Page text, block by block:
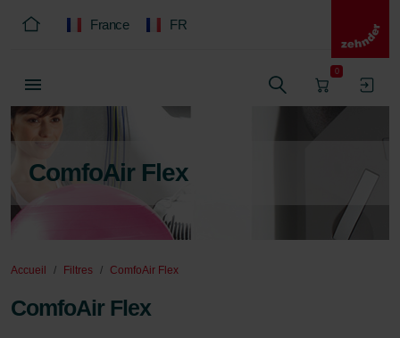
France FR
0
ComfoAir Flex
Accueil Filtres ComfoAir Flex
ComfoAir Flex